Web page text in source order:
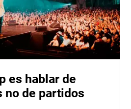
es hablar de
no de partidos